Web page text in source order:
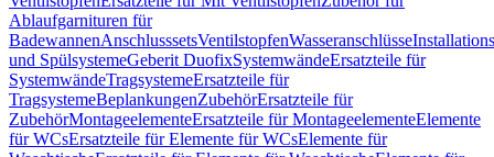
Ablaufgarnituren für
BadewannenAnschlusssetsVentilstopfenWasseranschlüsse
und SpülsystemeGeberit DuofixSystemwändeErsatzteile für
SystemwändeTragsystemeErsatzteile für
TragsystemeBeplankungenZubehörErsatzteile für
ZubehörMontageelementeErsatzteile für MontageelementeElemente
für WCsErsatzteile für Elemente für WCsElemente für